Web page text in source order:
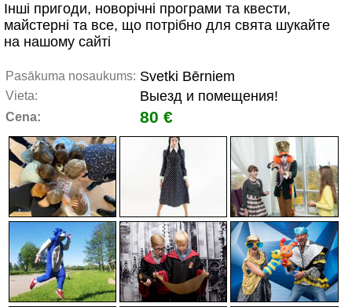
Інші пригоди, новорічні програми та квести,
майстерні та все, що потрібно для свята шукайте
на нашому сайті
Pasākuma nosaukums: Svetki Bērniem
Vieta: Выезд и помещения!
Cena: 80 €